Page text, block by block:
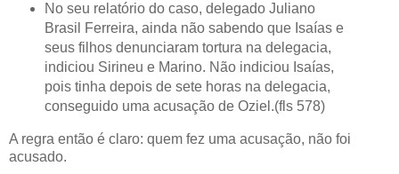
No seu relatório do caso, delegado Juliano
Brasil Ferreira, ainda não sabendo que Isaías e
seus filhos denunciaram tortura na delegacia,
indiciou Sirineu e Marino. Não indiciou Isaías,
pois tinha depois de sete horas na delegacia,
conseguido uma acusação de Oziel.(fls 578)
A regra então é claro: quem fez uma acusação, não foi
acusado.